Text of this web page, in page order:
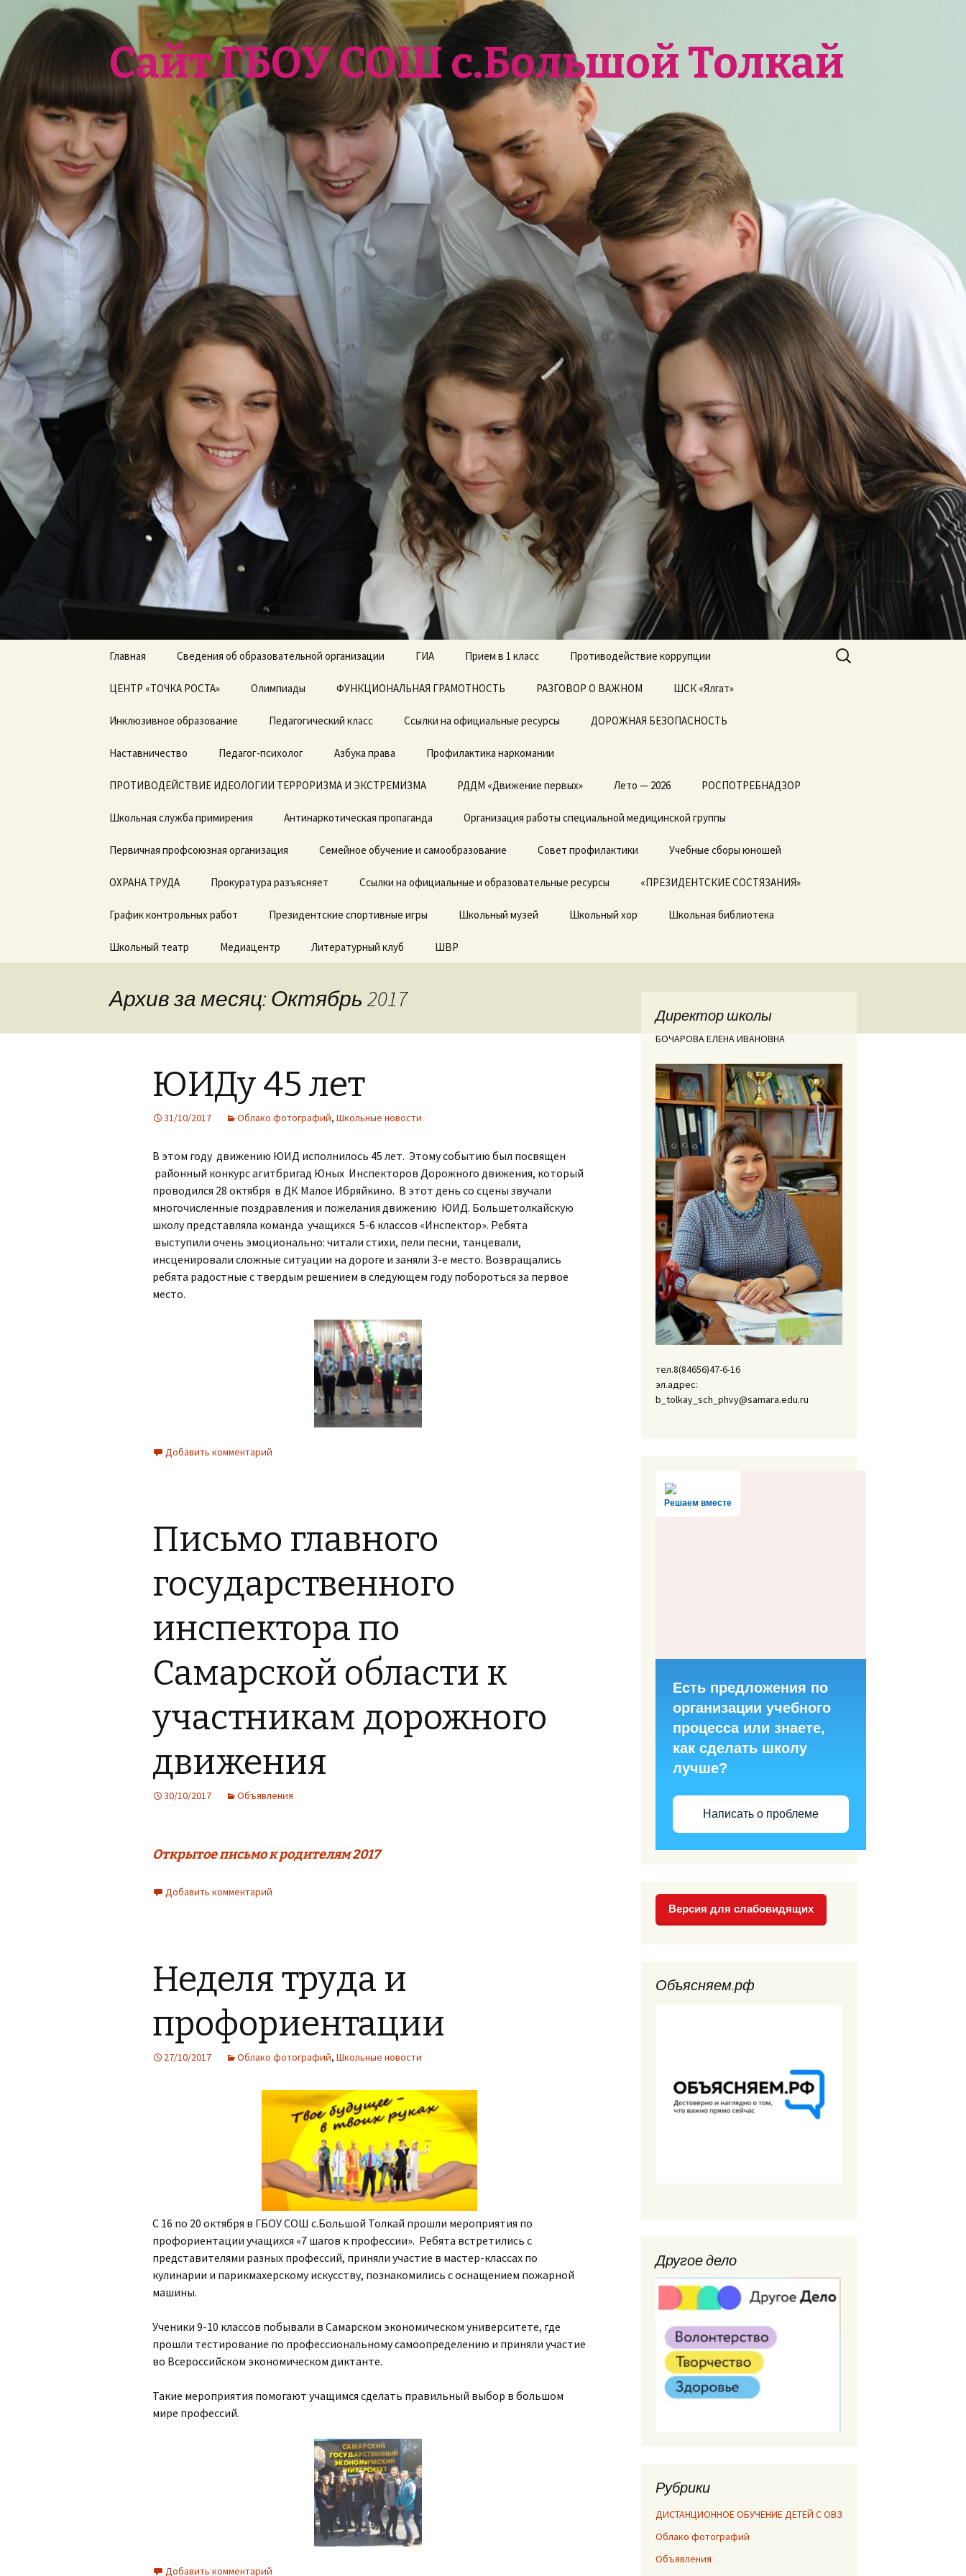
Сайт ГБОУ СОШ с.Большой Толкай
содержимому
Главная Сведения об образовательной организации
Основные сведения
Структура и органы
управления
организацией
Документы Локальные акты
Отчет о результатах
самообследования
Предписания органов,
государственный
отчеты об исполнении
предписаний
Государственные
Образование
Образовательные
стандарты и
оснащенность
образовательного
среда.
образовательные
услуги
Финансово-
Вакантные места для
приема (перевода)
Стипендии и меры
поддержки
обучающихся
Международное
сотрудничество
ГИА
ЕГЭ
ОГЭ
Прием в 1 класс
Архив документов в 1
Противодействие коррупции
ЦЕНТР «ТОЧКА РОСТА»
Общая информация о
центре «Точка роста»
Образовательные
техническая база
Режим занятий
Мероприятия
информация
контакты
Олимпиады ФУНКЦИОНАЛЬНАЯ ГРАМОТНОСТЬ РАЗГОВОР О ВАЖНОМ ШСК «Ялгат»
Всероссийские
Инклюзивное образование
Дорожная карта по
ДОГОВОРЫ о
Педагогический класс Ссылки на официальные ресурсы ДОРОЖНАЯ БЕЗОПАСНОСТЬ
Наставничество Педагог-психолог Азбука права Профилактика наркомании
ПРОТИВОДЕЙСТВИЕ ИДЕОЛОГИИ ТЕРРОРИЗМА И ЭКСТРЕМИЗМА РДДМ «Движение первых» Лето — 2026 РОСПОТРЕБНАДЗОР
Школьная служба примирения Антинаркотическая пропаганда Организация работы специальной медицинской группы
Первичная профсоюзная организация Семейное обучение и самообразование Совет профилактики Учебные сборы юношей
ОХРАНА ТРУДА Прокуратура разъясняет Ссылки на официальные и образовательные ресурсы «ПРЕЗИДЕНТСКИЕ СОСТЯЗАНИЯ»
График контрольных работ Президентские спортивные игры Школьный музей Школьный хор Школьная библиотека
Школьный театр Медиацентр Литературный клуб ШВР
Найти:
Архив за месяц: Октябрь 2017
ЮИДу 45 лет
31/10/2017 Облако фотографий, Школьные новости
В этом году движению ЮИД исполнилось 45 лет. Этому событию был посвящен
районный конкурс агитбригад Юных Инспекторов Дорожного движения, который
проводился 28 октября в ДК Малое Ибряйкино. В этот день со сцены звучали
многочисленные поздравления и пожелания движению ЮИД. Большетолкайскую
школу представляла команда учащихся 5-6 классов «Инспектор». Ребята
выступили очень эмоционально: читали стихи, пели песни, танцевали,
инсценировали сложные ситуации на дороге и заняли 3-е место. Возвращались
ребята радостные с твердым решением в следующем году побороться за первое
место.
Добавить комментарий
Письмо главного
государственного
инспектора по
Самарской области к
участникам дорожного
движения
30/10/2017 Объявления
Открытое письмо к родителям 2017
Добавить комментарий
Неделя труда и
профориентации
27/10/2017 Облако фотографий, Школьные новости
С 16 по 20 октября в ГБОУ СОШ с.Большой Толкай прошли мероприятия по
профориентации учащихся «7 шагов к профессии». Ребята встретились с
представителями разных профессий, приняли участие в мастер-классах по
кулинарии и парикмахерскому искусству, познакомились с оснащением пожарной
машины.
Ученики 9-10 классов побывали в Самарском экономическом университете, где
прошли тестирование по профессиональному самоопределению и приняли участие
во Всероссийском экономическом диктанте.
Такие мероприятия помогают учащимся сделать правильный выбор в большом
мире профессий.
Добавить комментарий
Директор школы
БОЧАРОВА ЕЛЕНА ИВАНОВНА
тел.8(84656)47-6-16
эл.адрес:
b_tolkay_sch_phvy@samara.edu.ru
Решаем вместе
Есть предложения по
организации учебного
процесса или знаете,
как сделать школу
лучше?
Написать о проблеме
Версия для слабовидящих
Объясняем.рф
Другое дело
Рубрики
ДИСТАНЦИОННОЕ ОБУЧЕНИЕ ДЕТЕЙ С ОВЗ
Облако фотографий
Объявления